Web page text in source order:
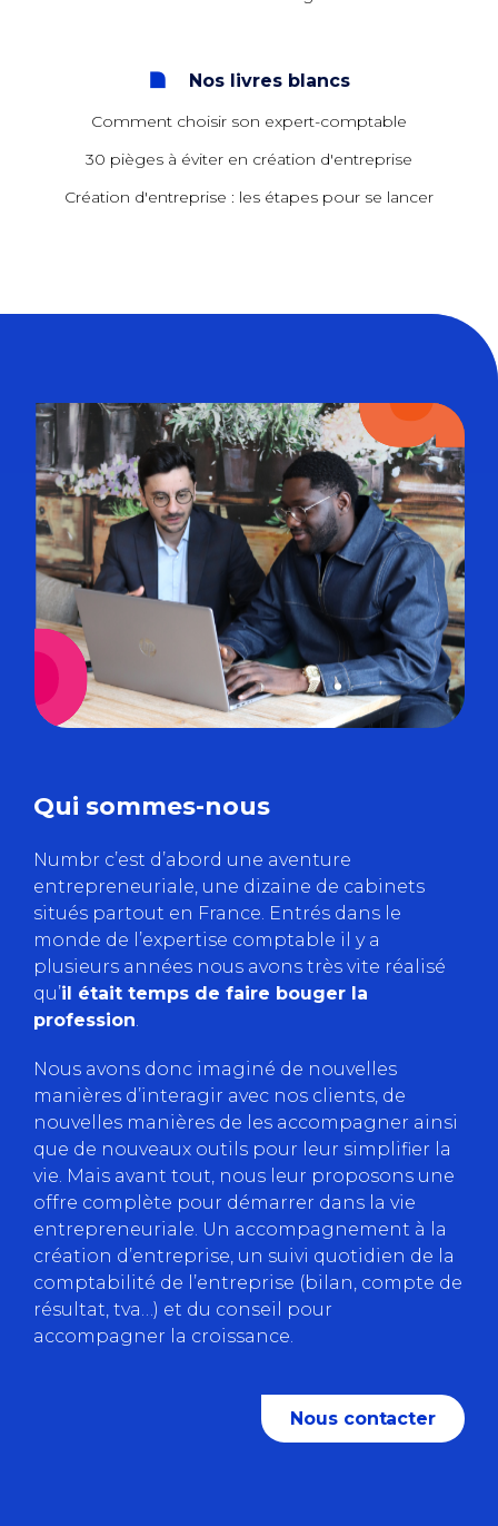
Nos livres blancs
Comment choisir son expert-comptable
30 pièges à éviter en création d'entreprise
Création d'entreprise : les étapes pour se lancer
Qui sommes-nous
Numbr c’est d’abord une aventure
entrepreneuriale, une dizaine de cabinets
situés partout en France. Entrés dans le
monde de l’expertise comptable il y a
plusieurs années nous avons très vite réalisé
qu’il était temps de faire bouger la
profession.
Nous avons donc imaginé de nouvelles
manières d’interagir avec nos clients, de
nouvelles manières de les accompagner ainsi
que de nouveaux outils pour leur simplifier la
vie. Mais avant tout, nous leur proposons une
offre complète pour démarrer dans la vie
entrepreneuriale. Un accompagnement à la
création d’entreprise, un suivi quotidien de la
comptabilité de l’entreprise (bilan, compte de
résultat, tva…) et du conseil pour
accompagner la croissance.
Nous contacter